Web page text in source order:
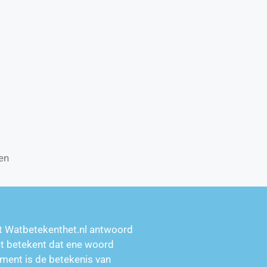
Watbetekenthet.nl antwoord
betekent dat ene woord
is de betekenis van